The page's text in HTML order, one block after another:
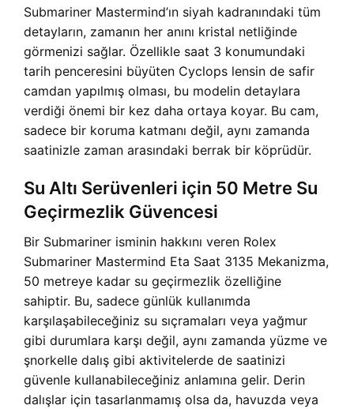
Submariner Mastermind’ın siyah kadranındaki tüm
detayların, zamanın her anını kristal netliğinde
görmenizi sağlar. Özellikle saat 3 konumundaki
tarih penceresini büyüten Cyclops lensin de safir
camdan yapılmış olması, bu modelin detaylara
verdiği önemi bir kez daha ortaya koyar. Bu cam,
sadece bir koruma katmanı değil, aynı zamanda
saatinizle zaman arasındaki berrak bir köprüdür.
Su Altı Serüvenleri için 50 Metre Su
Geçirmezlik Güvencesi
Bir Submariner isminin hakkını veren Rolex
Submariner Mastermind Eta Saat 3135 Mekanizma,
50 metreye kadar su geçirmezlik özelliğine
sahiptir. Bu, sadece günlük kullanımda
karşılaşabileceğiniz su sıçramaları veya yağmur
gibi durumlara karşı değil, aynı zamanda yüzme ve
şnorkelle dalış gibi aktivitelerde de saatinizi
güvenle kullanabileceğiniz anlamına gelir. Derin
dalışlar için tasarlanmamış olsa da, havuzda veya